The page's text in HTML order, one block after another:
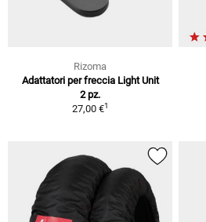
Rizoma
Adattatori per freccia Light Unit
2 pz.
27,00 €1